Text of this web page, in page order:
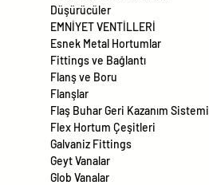
Düşürücüler
EMNİYET VENTİLLERİ
Esnek Metal Hortumlar
Fittings ve Bağlantı
Flanş ve Boru
Flanşlar
Flaş Buhar Geri Kazanım Sistemi
Flex Hortum Çeşitleri
Galvaniz Fittings
Geyt Vanalar
Glob Vanalar